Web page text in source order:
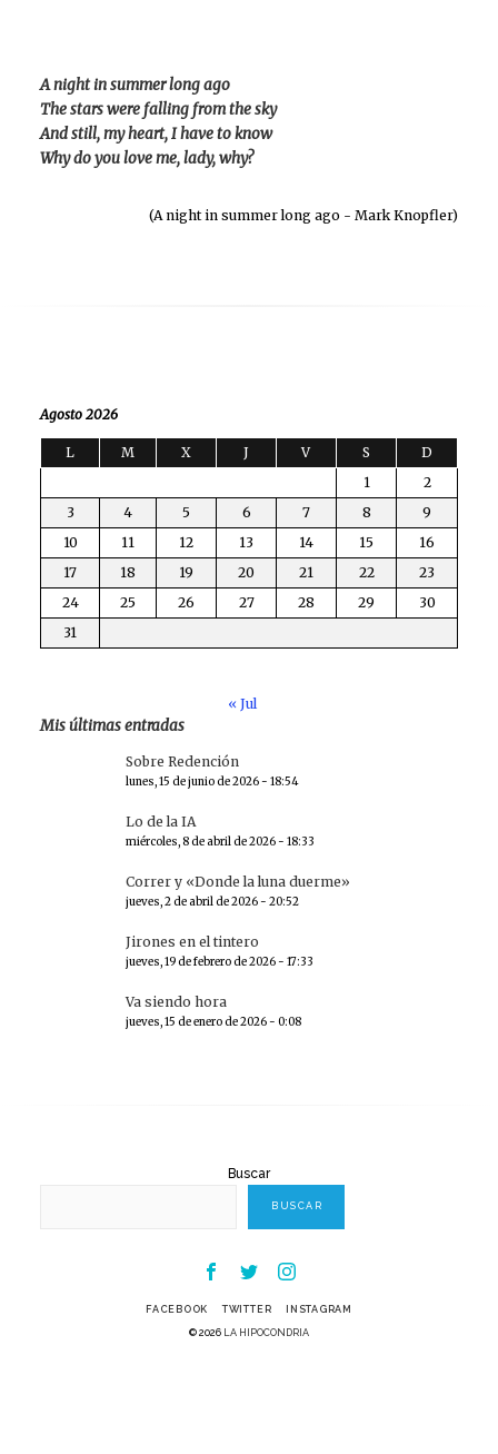
A night in summer long ago
The stars were falling from the sky
And still, my heart, I have to know
Why do you love me, lady, why?
(A night in summer long ago - Mark Knopfler)
Agosto 2026
L M X J V S
D
1
2
3
4 5 6 7 8
9
10
11 12 13 14 15
16
17
18 19 20 21 22
23
24
25 26 27 28 29
30
31
« Jul
Mis últimas entradas
Sobre Redención
lunes, 15 de junio de 2026 - 18:54
Lo de la IA
miércoles, 8 de abril de 2026 - 18:33
Correr y «Donde la luna duerme»
jueves, 2 de abril de 2026 - 20:52
Jirones en el tintero
jueves, 19 de febrero de 2026 - 17:33
Va siendo hora
jueves, 15 de enero de 2026 - 0:08
Buscar
BUSCAR
FacebookTwitter Instagram
FACEBOOK TWITTER INSTAGRAM
© 2026 LA HIPOCONDRIA